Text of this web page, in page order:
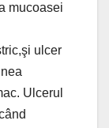
mucoasei
ulcer
Ulcerul